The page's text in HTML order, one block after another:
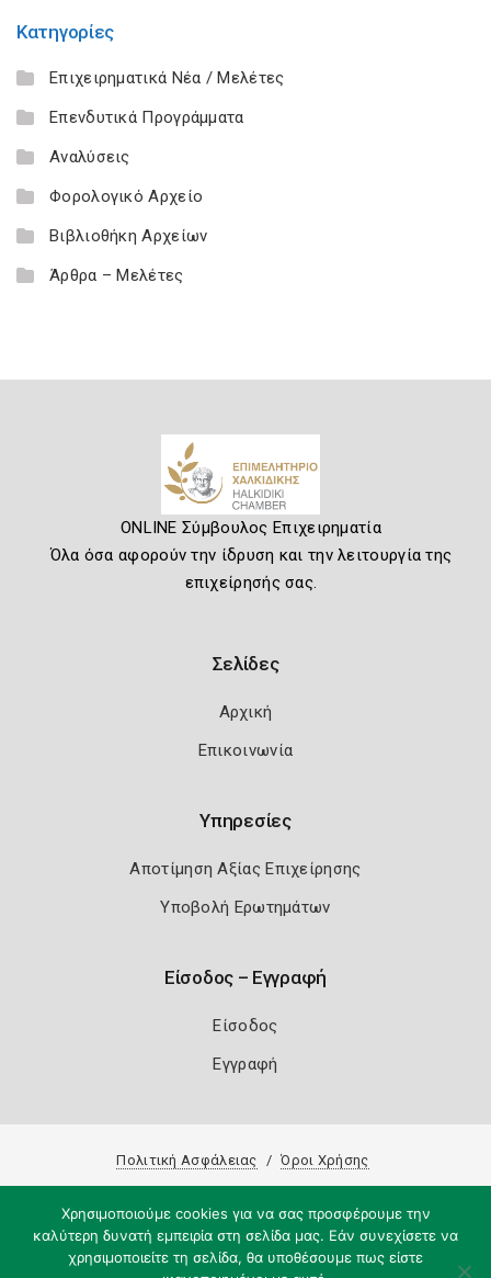
Κατηγορίες
Επιχειρηματικά Νέα / Μελέτες
Επενδυτικά Προγράμματα
Αναλύσεις
Φορολογικό Αρχείο
Βιβλιοθήκη Αρχείων
Άρθρα – Μελέτες
ONLINE Σύμβουλος Επιχειρηματία
Όλα όσα αφορούν την ίδρυση και την λειτουργία της
επιχείρησής σας.
Σελίδες
Αρχική
Επικοινωνία
Υπηρεσίες
Αποτίμηση Αξίας Επιχείρησης
Υποβολή Ερωτημάτων
Είσοδος – Εγγραφή
Είσοδος
Εγγραφή
Πολιτική Ασφάλειας Όροι Χρήσης
Χρησιμοποιούμε cookies για να σας προσφέρουμε την
καλύτερη δυνατή εμπειρία στη σελίδα μας. Εάν συνεχίσετε να
χρησιμοποιείτε τη σελίδα, θα υποθέσουμε πως είστε